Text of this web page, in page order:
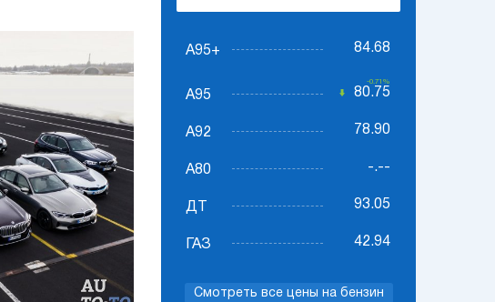
А95+ 84.68
А95
-0.71%
80.75
А92 78.90
А80 -.--
ДТ 93.05
ГАЗ 42.94
Смотреть все цены на бензин